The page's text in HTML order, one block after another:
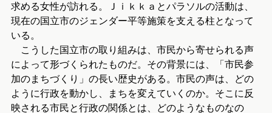
求める女性が訪れる。Ｊｉｋｋａとパラソルの活動は、
現在の国立市のジェンダー平等施策を支える柱となって
いる。
こうした国立市の取り組みは、市民から寄せられる声
によって形づくられたものだ。その背景には、「市民参
加のまちづくり」の長い歴史がある。市民の声は、どの
ように行政を動かし、まちを変えていくのか。そこに反
映される市民と行政の関係とは、どのようなものなの